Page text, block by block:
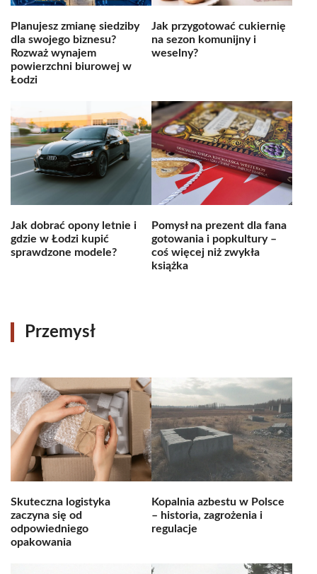
Planujesz zmianę siedziby
dla swojego biznesu?
Rozważ wynajem
powierzchni biurowej w
Łodzi
Jak przygotować cukiernię
na sezon komunijny i
weselny?
Jak dobrać opony letnie i
gdzie w Łodzi kupić
sprawdzone modele?
Pomysł na prezent dla fana
gotowania i popkultury –
coś więcej niż zwykła
książka
Przemysł
Skuteczna logistyka
zaczyna się od
odpowiedniego
opakowania
Kopalnia azbestu w Polsce
– historia, zagrożenia i
regulacje